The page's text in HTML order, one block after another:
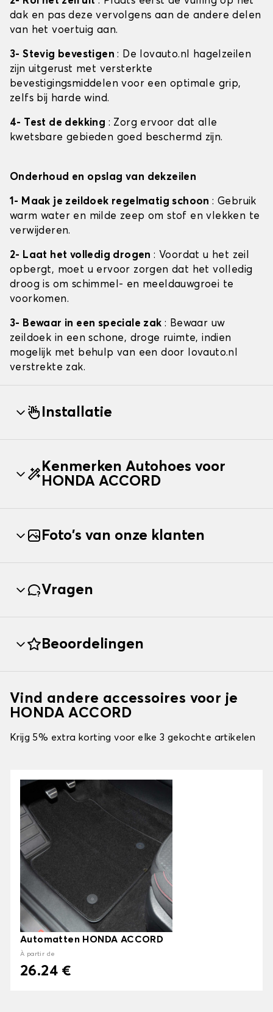
dak en pas deze vervolgens aan de andere delen
van het voertuig aan.
3- Stevig bevestigen: De lovauto.nl hagelzeilen
zijn uitgerust met versterkte
bevestigingsmiddelen voor een optimale grip,
zelfs bij harde wind.
4- Test de dekking : Zorg ervoor dat alle
kwetsbare gebieden goed beschermd zijn.
Onderhoud en opslag van dekzeilen
1- Maak je zeildoek regelmatig schoon: Gebruik
warm water en milde zeep om stof en vlekken te
verwijderen.
2- Laat het volledig drogen: Voordat u het zeil
opbergt, moet u ervoor zorgen dat het volledig
droog is om schimmel- en meeldauwgroei te
voorkomen.
3- Bewaar in een speciale zak : Bewaar uw
zeildoek in een schone, droge ruimte, indien
mogelijk met behulp van een door lovauto.nl
verstrekte zak.
Installatie
Kenmerken Autohoes voor
HONDA ACCORD
Foto's van onze klanten
Vragen
Beoordelingen
Vind andere accessoires voor je
HONDA ACCORD
Krijg 5% extra korting voor elke 3 gekochte artikelen
Automatten HONDA ACCORD
À partir de
26.24 €